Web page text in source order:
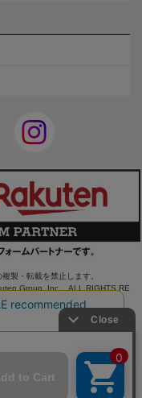
製・転載を禁止します。
Group, Inc. ALL RIGHTS RE